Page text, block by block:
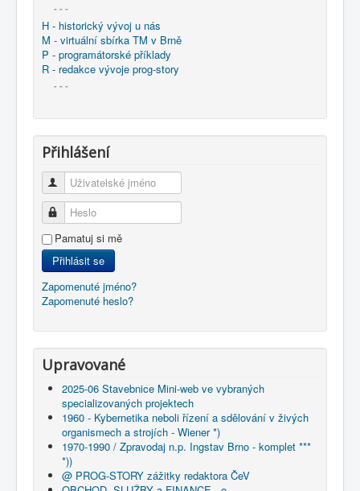
- - -
H - historický vývoj u nás
M - virtuální sbírka TM v Brně
P - programátorské příklady
R - redakce vývoje prog-story
- - -
Přihlášení
Uživatelské jméno
Heslo
Pamatuj si mě
Přihlásit se
Zapomenuté jméno?
Zapomenuté heslo?
Upravované
2025-06 Stavebnice Mini-web ve vybraných
specializovaných projektech
1960 - Kybernetika neboli řízení a sdělování v živých
organismech a strojích - Wiener *)
1970-1990 / Zpravodaj n.p. Ingstav Brno - komplet ***
*))
@ PROG-STORY zážitky redaktora ČeV